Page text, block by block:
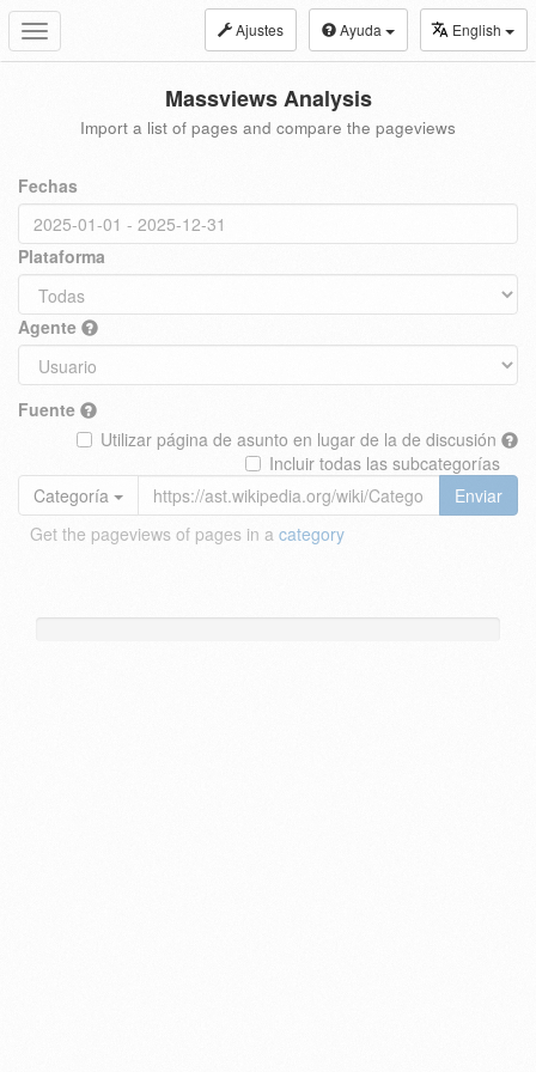
Toggle
navigation
Ajustes Ayuda English
Massviews Analysis
Import a list of pages and compare the pageviews
Fechas
Plataforma
Agente
Fuente
Utilizar página de asunto en lugar de la de discusión
Incluir todas las subcategorías
Categoría
Enviar
Get the pageviews of pages in a category